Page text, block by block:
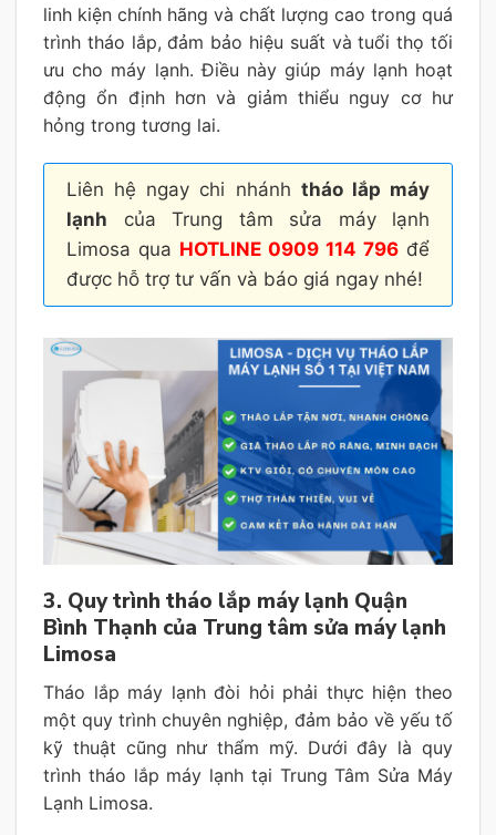
linh kiện chính hãng và chất lượng cao trong quá
trình tháo lắp, đảm bảo hiệu suất và tuổi thọ tối
ưu cho máy lạnh. Điều này giúp máy lạnh hoạt
động ổn định hơn và giảm thiểu nguy cơ hư
hỏng trong tương lai.
Liên hệ ngay chi nhánh tháo lắp máy
lạnh của Trung tâm sửa máy lạnh
Limosa qua HOTLINE 0909 114 796 để
được hỗ trợ tư vấn và báo giá ngay nhé!
3. Quy trình tháo lắp máy lạnh Quận
Bình Thạnh của Trung tâm sửa máy lạnh
Limosa
Tháo lắp máy lạnh đòi hỏi phải thực hiện theo
một quy trình chuyên nghiệp, đảm bảo về yếu tố
kỹ thuật cũng như thẩm mỹ. Dưới đây là quy
trình tháo lắp máy lạnh tại Trung Tâm Sửa Máy
Lạnh Limosa.